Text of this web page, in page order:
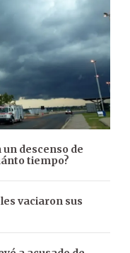
descenso de
tiempo?
vaciaron sus